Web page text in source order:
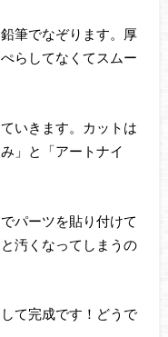
筆でなぞります。厚
らしてなくてスムー
いきます。カットは
」と「アートナイ
パーツを貼り付けて
汚くなってしまうの
て完成です！どうで